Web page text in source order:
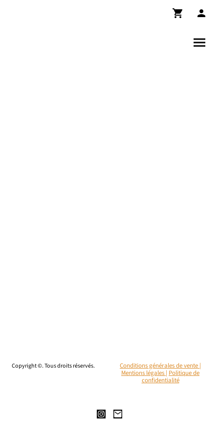
Copyright ©. Tous droits réservés.
Conditions générales de vente |
Mentions légales | Politique de
confidentialité